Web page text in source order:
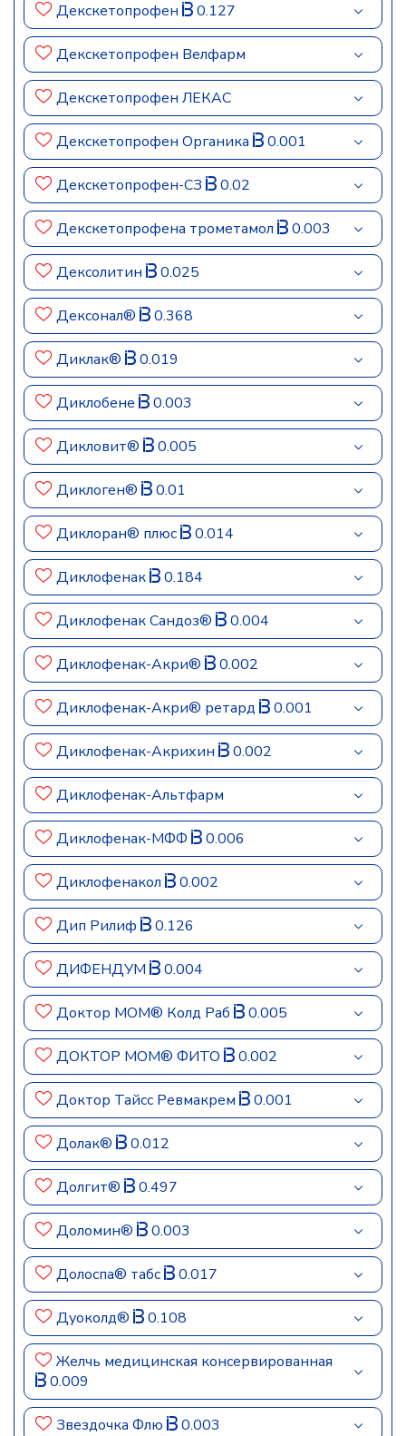
Декскетопрофен 0.127
Декскетопрофен Велфарм
Декскетопрофен ЛЕКАС
Декскетопрофен Органика 0.001
Декскетопрофен-СЗ 0.02
Декскетопрофена трометамол 0.003
Дексолитин 0.025
Дексонал® 0.368
Диклак® 0.019
Диклобене 0.003
Дикловит® 0.005
Диклоген® 0.01
Диклоран® плюс 0.014
Диклофенак 0.184
Диклофенак Сандоз® 0.004
Диклофенак-Акри® 0.002
Диклофенак-Акри® ретард 0.001
Диклофенак-Акрихин 0.002
Диклофенак-Альтфарм
Диклофенак-МФФ 0.006
Диклофенакол 0.002
Дип Рилиф 0.126
ДИФЕНДУМ 0.004
Доктор МОМ® Колд Раб 0.005
ДОКТОР МОМ® ФИТО 0.002
Доктор Тайсс Ревмакрем 0.001
Долак® 0.012
Долгит® 0.497
Доломин® 0.003
Долоспа® табс 0.017
Дуоколд® 0.108
Желчь медицинская консервированная
0.009
Звездочка Флю 0.003